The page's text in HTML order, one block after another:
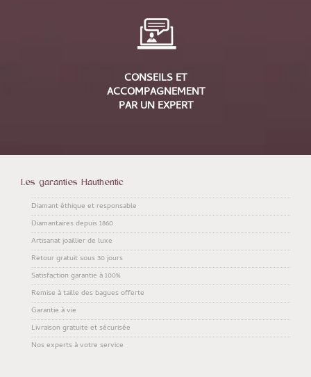
CONSEILS ET
ACCOMPAGNEMENT
PAR UN EXPERT
Les garanties Hauthentic
Diamant éthique et responsable
Diamantaires depuis 1860
Artisanat joaillier de luxe
Retour gratuit sous 30 jours
Satisfaction garantie à 100%
Remise à taille des bagues offerte
Garantie à vie
Livraison gratuite et sécurisée
Nos experts à votre service